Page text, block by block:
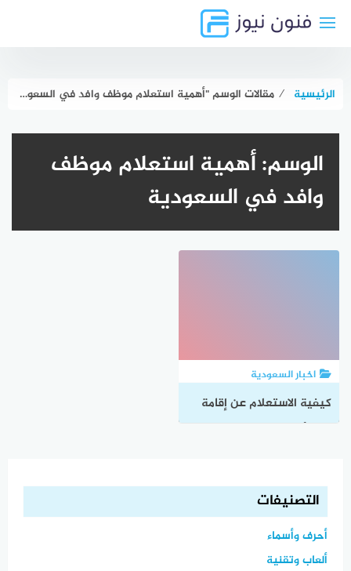
الرئيسية ⁄ مقالات الوسم "أهمية استعلام موظف وافد في السعودية"
الوسم:أهمية استعلام موظف
وافد في السعودية
اخبار السعودية
كيفية الاستعلام عن إقامة
التصنيفات
أحرف وأسماء
ألعاب وتقنية